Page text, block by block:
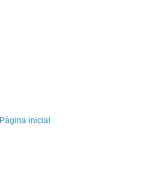
Página inicial